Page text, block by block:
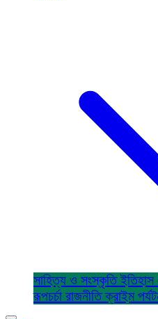
সাহিত্য ও সংস্কৃতি
রূপচর্চা রাজনীতিক্রাইম